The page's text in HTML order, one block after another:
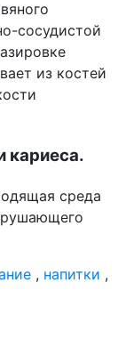
сосудистой
из костей
кариеса.
среда
, напитки ,